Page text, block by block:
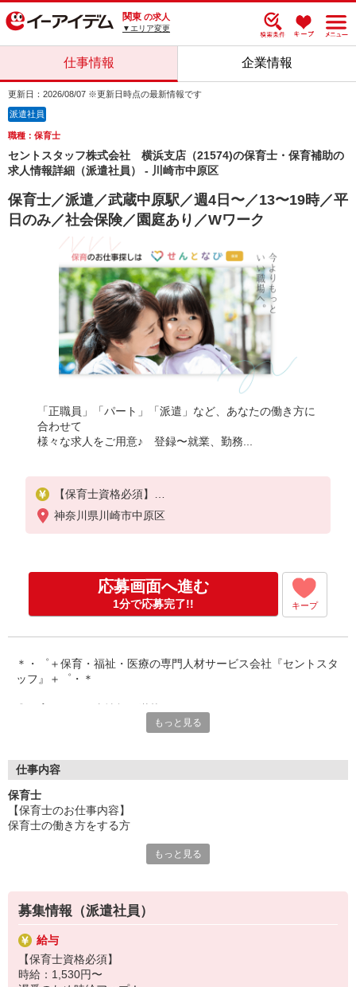
関東 の求人
▼エリア変更
仕事情報 企業情報
更新日：2026/08/07 ※更新日時点の最新情報です
派遣社員
職種：保育士
セントスタッフ株式会社 横浜支店（21574)の保育士・保育補助の
求人情報詳細（派遣社員） - 川崎市中原区
保育士／派遣／武蔵中原駅／週4日〜／13〜19時／平
日のみ／社会保険／園庭あり／Wワーク
「正職員」「パート」「派遣」など、あなたの働き方に
合わせて
様々な求人をご用意♪ 登録〜就業、勤務...
【保育士資格必須】
時給：1,530円〜
遅番のため時給アップ！
※試用期間なし
※雇用期間の定めあり
神奈川県川崎市中原区
応募画面へ進む
1分で応募完了!! キープ
＊・゜＋保育・福祉・医療の専門人材サービス会社『セントスタ
ッフ』＋゜・＊
保育専門の人材サービスをしているからこそ、豊富な求人情報を
「短時間で探してる」「いずれ正職員になりたい！」
ネ！
もっと見る
仕事内容
保育士
【保育士のお仕事内容】
保育士の働き方をする方
≪クラス運営に係る業務全般≫
・日々の遊びの提供
・簡単な保護者様対応
・消毒、清掃業務
・お子さまの見守り
・・・等
もっと見る
募集情報（派遣社員）
給与
【保育士資格必須】
時給：1,530円〜